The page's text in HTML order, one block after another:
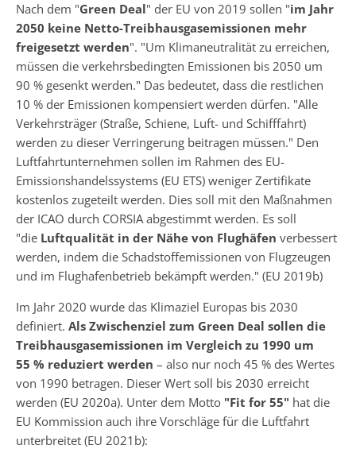
Nach dem "Green Deal" der EU von 2019 sollen "im Jahr
2050 keine Netto-Treibhausgasemissionen mehr
freigesetzt werden". "Um Klimaneutralität zu erreichen,
müssen die verkehrsbedingten Emissionen bis 2050 um
90 % gesenkt werden." Das bedeutet, dass die restlichen
10 % der Emissionen kompensiert werden dürfen. "Alle
Verkehrsträger (Straße, Schiene, Luft- und Schifffahrt)
werden zu dieser Verringerung beitragen müssen." Den
Luftfahrtunternehmen sollen im Rahmen des EU-
Emissionshandelssystems (EU ETS) weniger Zertifikate
kostenlos zugeteilt werden. Dies soll mit den Maßnahmen
der ICAO durch CORSIA abgestimmt werden. Es soll
"die Luftqualität in der Nähe von Flughäfen verbessert
werden, indem die Schadstoffemissionen von Flugzeugen
und im Flughafenbetrieb bekämpft werden." (EU 2019b)
Im Jahr 2020 wurde das Klimaziel Europas bis 2030
definiert. Als Zwischenziel zum Green Deal sollen die
Treibhausgasemissionen im Vergleich zu 1990 um
55 % reduziert werden – also nur noch 45 % des Wertes
von 1990 betragen. Dieser Wert soll bis 2030 erreicht
werden (EU 2020a). Unter dem Motto "Fit for 55" hat die
EU Kommission auch ihre Vorschläge für die Luftfahrt
unterbreitet (EU 2021b):